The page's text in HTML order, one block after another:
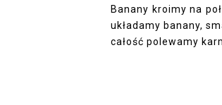
Banany kroimy na
układamy banany,
całość polewamy